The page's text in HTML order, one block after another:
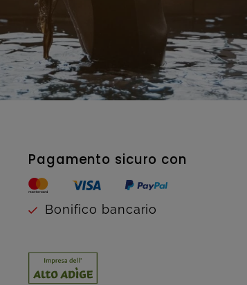
Pagamento sicuro con
Bonifico bancario